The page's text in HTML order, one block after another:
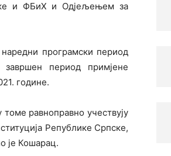
и ФБиХ и Одјељењем за
програмски период
период примјене
године.
равноправно учествују
Републике Српске,
је Кошарац.